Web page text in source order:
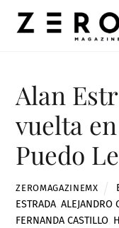
Alan
vuelta
Puedo
ZEROMAGAZINEMX
ESTRADA ,ALEJANDRO
FERNANDA CASTILLO